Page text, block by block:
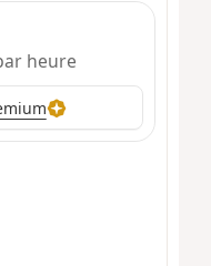
heure